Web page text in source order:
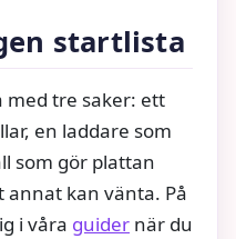
startlista
med tre saker: ett
en laddare som
som gör plattan
annat kan vänta. På
i våra guider när du